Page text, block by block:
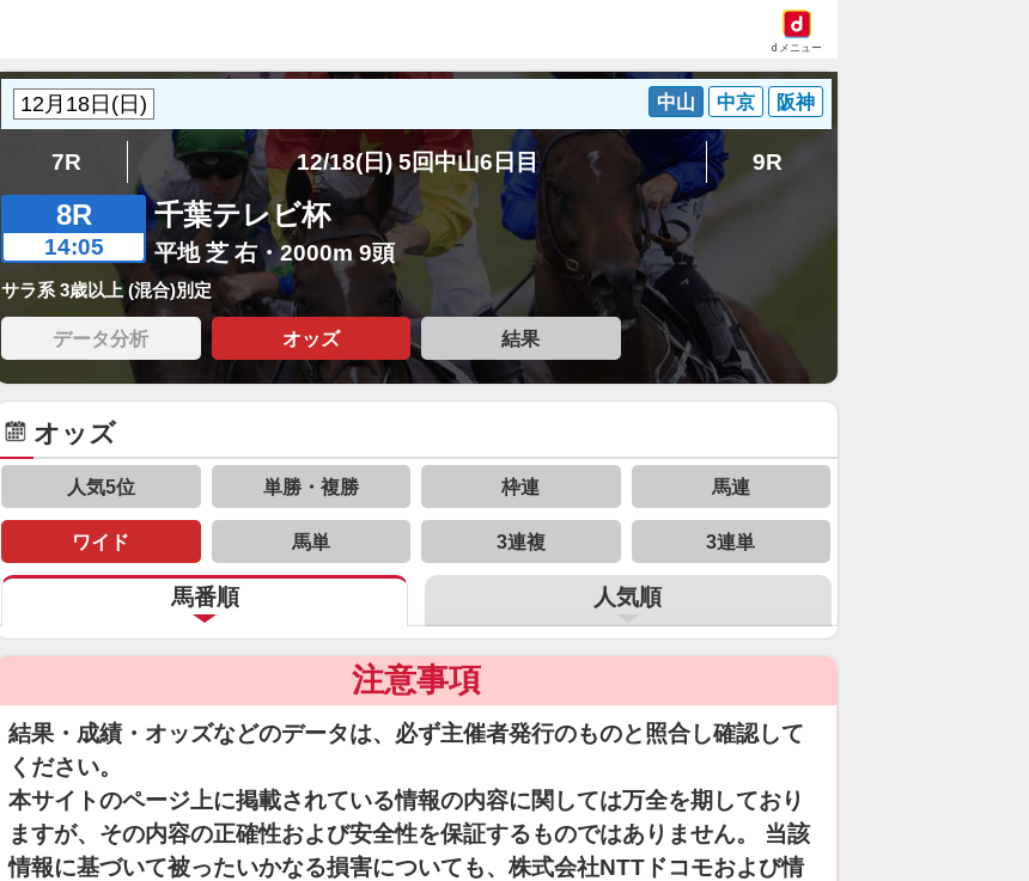
dメニュー
中山 中京 阪神
7R 12/18(日) 5回中山6日目 9R
8R
14:05
千葉テレビ杯
平地 芝 右・2000m 9頭
サラ系 3歳以上 (混合)別定
データ分析 オッズ 結果
オッズ
人気5位 単勝・複勝 枠連 馬連
ワイド 馬単 3連複 3連単
馬番順 人気順
注意事項
結果・成績・オッズなどのデータは、必ず主催者発行のものと照合し確認して
ください。
本サイトのページ上に掲載されている情報の内容に関しては万全を期しており
ますが、その内容の正確性および安全性を保証するものではありません。 当該
情報に基づいて被ったいかなる損害についても、株式会社NTTドコモおよび情